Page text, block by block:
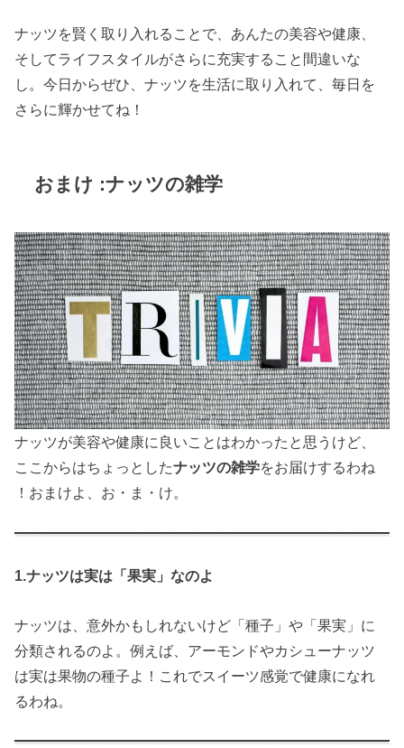
ナッツを賢く取り入れることで、あんたの美容や健康、
そしてライフスタイルがさらに充実すること間違いな
し。今日からぜひ、ナッツを生活に取り入れて、毎日を
さらに輝かせてね！
おまけ :ナッツの雑学
ナッツが美容や健康に良いことはわかったと思うけど、
ここからはちょっとしたナッツの雑学をお届けするわね
！おまけよ、お・ま・け。
1.ナッツは実は「果実」なのよ
ナッツは、意外かもしれないけど「種子」や「果実」に
分類されるのよ。例えば、アーモンドやカシューナッツ
は実は果物の種子よ！これでスイーツ感覚で健康になれ
るわね。